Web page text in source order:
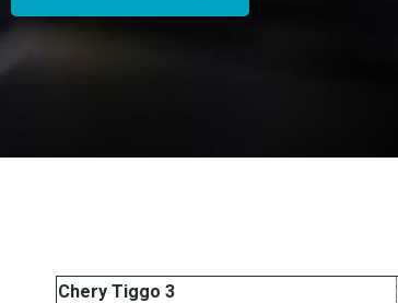
Chery Tiggo 3